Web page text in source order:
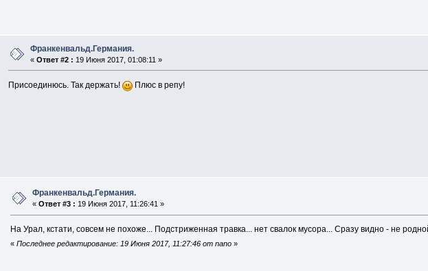
Франкенвальд.Германия.
«Ответ #2 : 19 Июня 2017, 01:08:11 »
Присоединюсь. Так держать! Плюс в репу!
Франкенвальд.Германия.
«Ответ #3 : 19 Июня 2017, 11:26:41 »
На Урал, кстати, совсем не похоже... Подстриженная травка... нет свалок мусора... Сразу видно - не
« Последнее редактирование: 19 Июня 2017, 11:27:46 от nano»